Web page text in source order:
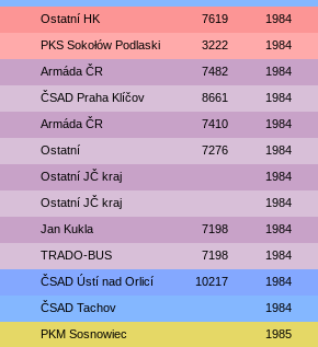
Ostatní HK 7619 1984
PKS Sokołów Podlaski 3222 1984
Armáda ČR 7482 1984
ČSAD Praha Klíčov 8661 1984
Armáda ČR 7410 1984
Ostatní 7276 1984
Ostatní JČ kraj 1984
Ostatní JČ kraj 1984
Jan Kukla 7198 1984
TRADO-BUS 7198 1984
ČSAD Ústí nad Orlicí 10217 1984
ČSAD Tachov 1984
PKM Sosnowiec 1985